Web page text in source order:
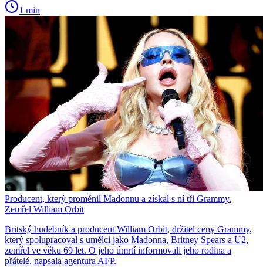
1 min
Producent, který proměnil Madonnu a získal s ní tři Grammy.
Zemřel William Orbit
Britský hudebník a producent William Orbit, držitel ceny Grammy,
který spolupracoval s umělci jako Madonna, Britney Spears a U2,
zemřel ve věku 69 let. O jeho úmrtí informovali jeho rodina a
přátelé, napsala agentura AFP.